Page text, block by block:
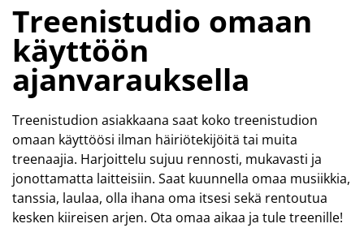
Treenistudio omaan
käyttöön
ajanvarauksella
Treenistudion asiakkaana saat koko treenistudion
omaan käyttöösi ilman häiriötekijöitä tai muita
treenaajia. Harjoittelu sujuu rennosti, mukavasti ja
jonottamatta laitteisiin. Saat kuunnella omaa musiikkia,
tanssia, laulaa, olla ihana oma itsesi sekä rentoutua
kesken kiireisen arjen. Ota omaa aikaa ja tule treenille!